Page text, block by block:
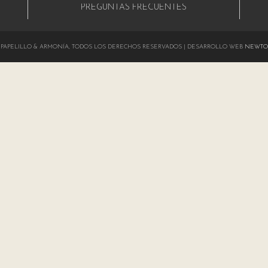
PREGUNTAS FRECUENTES
PAPELILLO & ARMONÍA, TODOS LOS DERECHOS RESERVADOS | DESARROLLO WEB